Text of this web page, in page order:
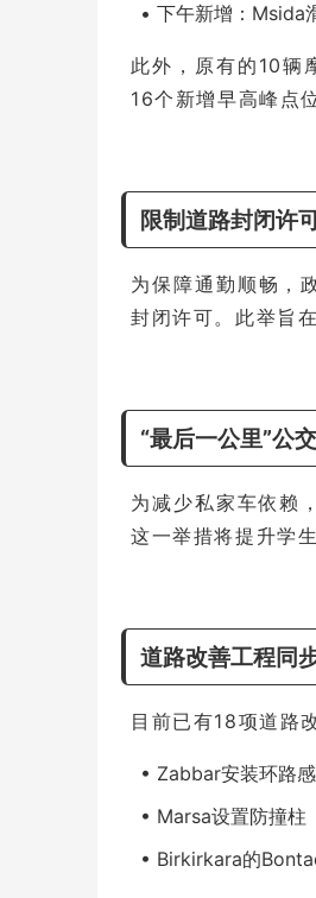
• 下午新增：Msida
此外，原有的10辆
16个新增早高峰点
限制道路封闭许
为保障通勤顺畅，
封闭许可。此举旨
“最后一公里”公
为减少私家车依赖
这一举措将提升学
道路改善工程同
目前已有18项道路
• Zabbar安装环路
• Marsa设置防撞柱
• Birkirkara的